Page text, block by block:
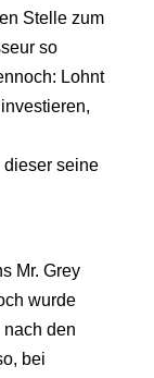
Stelle zum
so
Lohnt
seine
Mr. Grey
wurde
den
bei